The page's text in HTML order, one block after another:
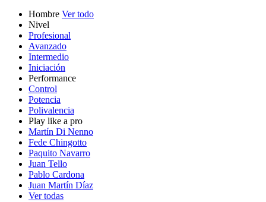
Hombre Ver todo
Nivel
Profesional
Avanzado
Intermedio
Iniciación
Performance
Control
Potencia
Polivalencia
Play like a pro
Martín Di Nenno
Fede Chingotto
Paquito Navarro
Juan Tello
Pablo Cardona
Juan Martín Díaz
Ver todas